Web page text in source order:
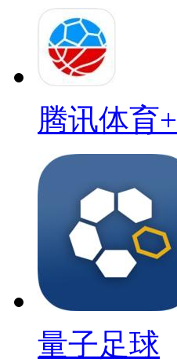
腾讯体育+
量子足球